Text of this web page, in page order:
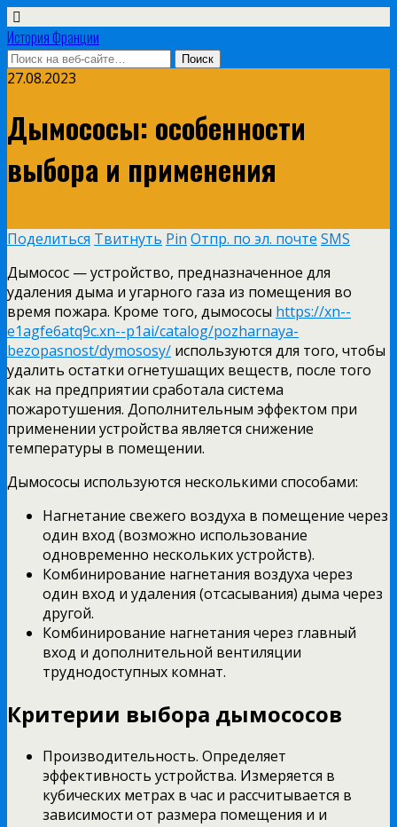
История Франции
27.08.2023
Дымососы: особенности
выбора и применения
Поделиться Твитнуть Pin Отпр. по эл. почте SMS
Дымосос — устройство, предназначенное для
удаления дыма и угарного газа из помещения во
время пожара. Кроме того, дымососы https://xn--
e1agfe6atq9c.xn--p1ai/catalog/pozharnaya-
bezopasnost/dymososy/ используются для того, чтобы
удалить остатки огнетушащих веществ, после того
как на предприятии сработала система
пожаротушения. Дополнительным эффектом при
применении устройства является снижение
температуры в помещении.
Дымососы используются несколькими способами:
Нагнетание свежего воздуха в помещение через
один вход (возможно использование
одновременно нескольких устройств).
Комбинирование нагнетания воздуха через
один вход и удаления (отсасывания) дыма через
другой.
Комбинирование нагнетания через главный
вход и дополнительной вентиляции
труднодоступных комнат.
Критерии выбора дымососов
Производительность. Определяет
эффективность устройства. Измеряется в
кубических метрах в час и рассчитывается в
зависимости от размера помещения и и